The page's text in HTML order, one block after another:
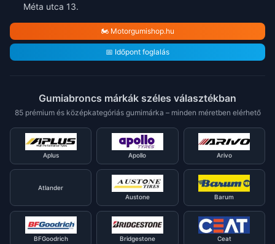
Méta utca 13.
🏍️ Motorgumishop.hu
📅 Időpont foglalás
Gumiabroncs márkák széles választékban
85 prémium és középkategóriás gumimárka – minden méretben elérhető
Aplus Apollo Arivo
Atlander
Austone
Barum
BFGoodrich Bridgestone Ceat